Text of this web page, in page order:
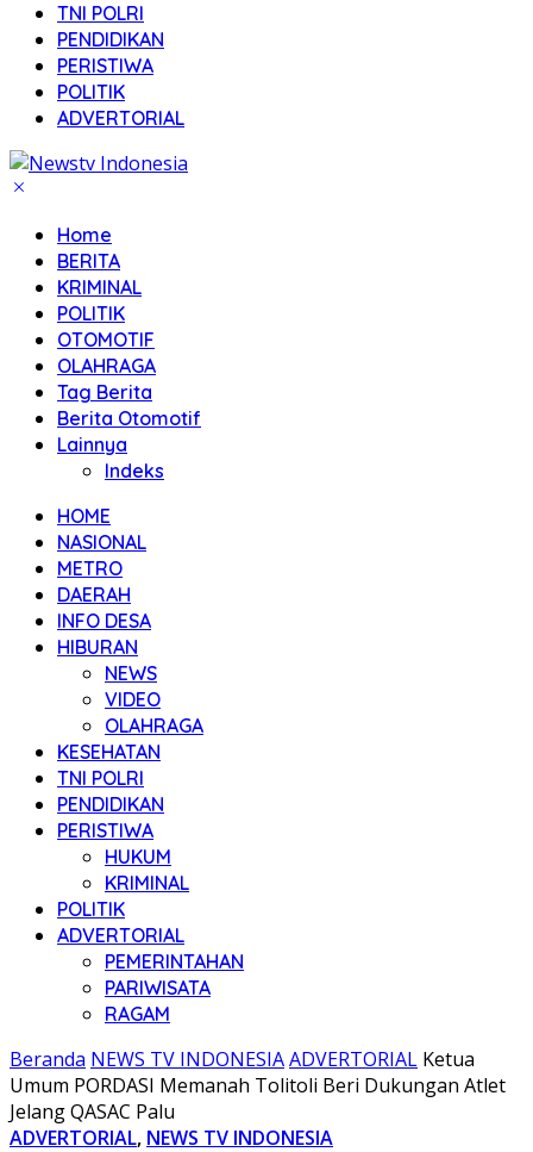
TNI POLRI
PENDIDIKAN
PERISTIWA
POLITIK
ADVERTORIAL
Home
BERITA
KRIMINAL
POLITIK
OTOMOTIF
OLAHRAGA
Tag Berita
Berita Otomotif
Lainnya
Indeks
HOME
NASIONAL
METRO
DAERAH
INFO DESA
HIBURAN
NEWS
VIDEO
OLAHRAGA
KESEHATAN
TNI POLRI
PENDIDIKAN
PERISTIWA
HUKUM
KRIMINAL
POLITIK
ADVERTORIAL
PEMERINTAHAN
PARIWISATA
RAGAM
Beranda NEWS TV INDONESIAADVERTORIAL Ketua
Umum PORDASI Memanah Tolitoli Beri Dukungan Atlet
Jelang QASAC Palu
ADVERTORIAL, NEWS TV INDONESIA